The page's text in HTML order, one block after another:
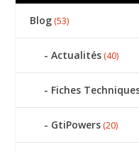
Blog (53)
Actualités (40)
Fiches
GtiPowers (20)